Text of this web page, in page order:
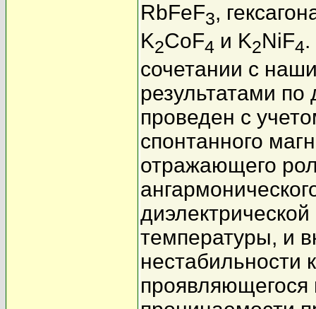
RbFeF3,
K2CoF4 и K2NiF4.
сочетании с
результатами
проведен с
спонтанного
отражающего
температуры, и
нестабильности
проявляющегося